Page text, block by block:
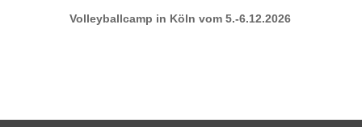
Volleyballcamp in Köln vom 5.-6.12.2026